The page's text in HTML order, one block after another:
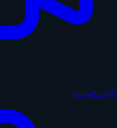
البث المباشر